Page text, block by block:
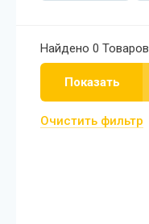
Найдено 0 Товаров
Показать
Очистить фильтр